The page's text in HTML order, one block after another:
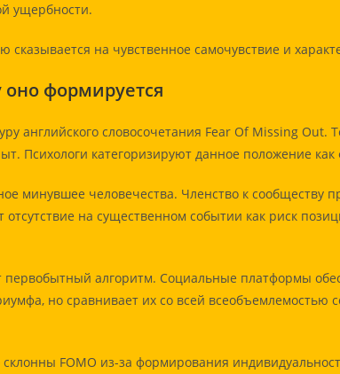
ущербности.
сказывается на чувственное самочувствие и
оно формируется
английского словосочетания Fear Of Missing
Психологи категоризируют данное положение
минувшее человечества. Членство к
отсутствие на существенном событии как риск
алгоритм. Социальные платформы
но сравнивает их со всей
FOMO из-за формирования